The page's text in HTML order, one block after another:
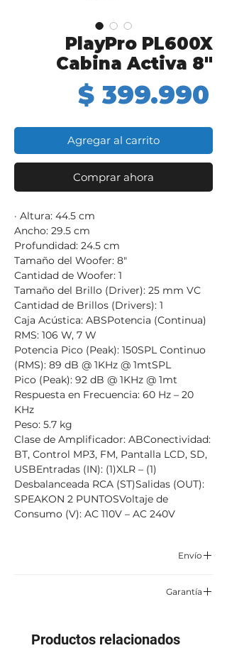
PlayPro PL600X
Cabina Activa 8″
$ 399.990
Agregar al carrito
Comprar ahora
· Altura: 44.5 cm
Ancho: 29.5 cm
Profundidad: 24.5 cm
Tamaño del Woofer: 8"
Cantidad de Woofer: 1
Tamaño del Brillo (Driver): 25 mm VC
Cantidad de Brillos (Drivers): 1
Caja Acústica: ABSPotencia (Continua)
RMS: 106 W, 7 W
Potencia Pico (Peak): 150SPL Continuo
(RMS): 89 dB @ 1KHz @ 1mtSPL
Pico (Peak): 92 dB @ 1KHz @ 1mt
Respuesta en Frecuencia: 60 Hz – 20
KHz
Peso: 5.7 kg
Clase de Amplificador: ABConectividad:
BT, Control MP3, FM, Pantalla LCD, SD,
USBEntradas (IN): (1)XLR – (1)
Desbalanceada RCA (ST)Salidas (OUT):
SPEAKON 2 PUNTOSVoltaje de
Consumo (V): AC 110V – AC 240V
Envío
Servientrega o Envía.
Garantía
Aplican condiciones y restricciones
Productos relacionados